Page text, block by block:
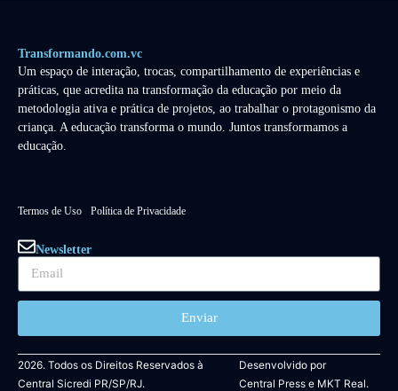
Transformando.com.vc
Um espaço de interação, trocas, compartilhamento de experiências e
práticas, que acredita na transformação da educação por meio da
metodologia ativa e prática de projetos, ao trabalhar o protagonismo da
criança. A educação transforma o mundo. Juntos transformamos a
educação.
Termos de Uso Política de Privacidade
Newsletter
Enviar
2026. Todos os Direitos Reservados à
Central Sicredi PR/SP/RJ.
Desenvolvido por
Central Presse MKT Real.